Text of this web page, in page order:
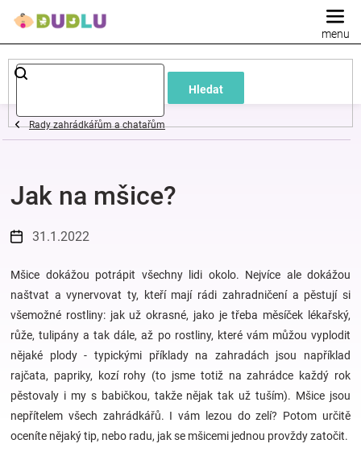
Hledat
Dětské
a
oblečení
Pokojíček
a
kojenecká
výbava
Hračky
a
Rady zahrádkářům a chatařům
Jak na mšice?
31.1.2022
Mšice dokážou potrápit všechny lidi okolo. Nejvíce ale dokážou
naštvat a vynervovat ty, kteří mají rádi zahradničení a pěstují si
všemožné rostliny: jak už okrasné, jako je třeba měsíček lékařský,
růže, tulipány a tak dále, až po rostliny, které vám můžou vyplodit
nějaké plody - typickými příklady na zahradách jsou například
rajčata, papriky, kozí rohy (to jsme totiž na zahrádce každý rok
pěstovaly i my s babičkou, takže nějak tak už tuším). Mšice jsou
nepřítelem všech zahrádkářů. I vám lezou do zelí? Potom určitě
oceníte nějaký tip, nebo radu, jak se mšicemi jednou provždy zatočit.